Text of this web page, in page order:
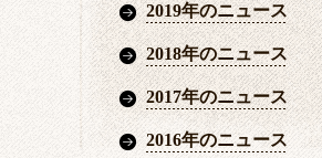
2019年のニュース
2018年のニュース
2017年のニュース
2016年のニュース